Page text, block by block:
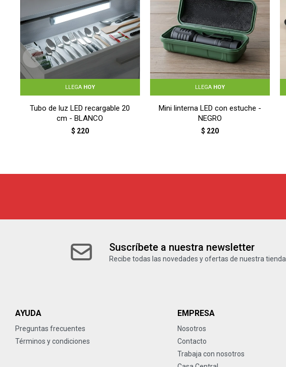
LLEGA HOY
Tubo de luz LED recargable 20
cm - BLANCO
$ 220
LLEGA HOY
Mini linterna LED con estuche -
NEGRO
$ 220
Suscríbete a nuestra newsletter
Recibe todas las novedades y ofertas de nuestra tienda.
AYUDA
Preguntas frecuentes
Términos y condiciones
EMPRESA
Nosotros
Contacto
Trabaja con nosotros